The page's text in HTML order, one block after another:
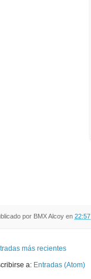
por BMX Alcoy en 22:57
más recientes
a: Entradas (Atom)